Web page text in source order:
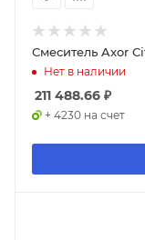
Смеситель Axor
Нет в наличии
211 488.66 ₽
+ 4230 на счет